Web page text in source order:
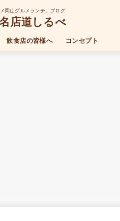
岡山グルメランチ」ブログ
店道しるべ
飲食店の皆様へ コンセプト